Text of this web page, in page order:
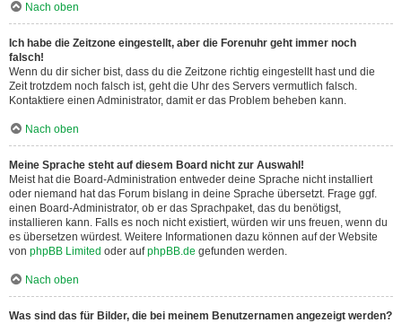
Nach oben
Ich habe die Zeitzone eingestellt, aber die Forenuhr geht immer noch
falsch!
Wenn du dir sicher bist, dass du die Zeitzone richtig eingestellt hast und die
Zeit trotzdem noch falsch ist, geht die Uhr des Servers vermutlich falsch.
Kontaktiere einen Administrator, damit er das Problem beheben kann.
Nach oben
Meine Sprache steht auf diesem Board nicht zur Auswahl!
Meist hat die Board-Administration entweder deine Sprache nicht installiert
oder niemand hat das Forum bislang in deine Sprache übersetzt. Frage ggf.
einen Board-Administrator, ob er das Sprachpaket, das du benötigst,
installieren kann. Falls es noch nicht existiert, würden wir uns freuen, wenn du
es übersetzen würdest. Weitere Informationen dazu können auf der Website
von phpBB Limited oder aufphpBB.de gefunden werden.
Nach oben
Was sind das für Bilder, die bei meinem Benutzernamen angezeigt werden?